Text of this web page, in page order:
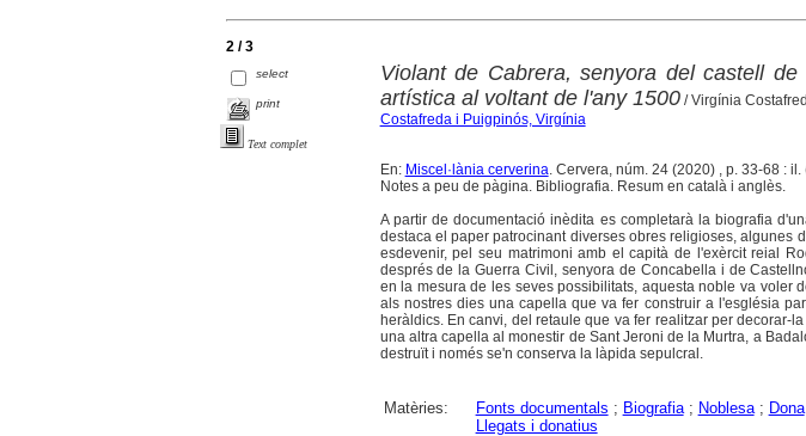
2 / 3
select
print
Text complet
Violant de Cabrera, senyora del castell
artística al voltant de l'any 1500/ Virgínia
Costafreda i Puigpinós, Virgínia
En: Miscel·lània cerverina. Cervera, núm. 24 (2020) , p. 33-68 : il.
Notes a peu de pàgina. Bibliografia. Resum en català i anglès.
A partir de documentació inèdita es completarà la biografia
destaca el paper patrocinant diverses obres religioses, algunes
esdevenir, pel seu matrimoni amb el capità de l'exèrcit reial
després de la Guerra Civil, senyora de Concabella i de
en la mesura de les seves possibilitats, aquesta noble va voler
als nostres dies una capella que va fer construir a l'església
heràldics. En canvi, del retaule que va fer realitzar per decorar-
una altra capella al monestir de Sant Jeroni de la Murtra, a
destruït i només se'n conserva la làpida sepulcral.
Matèries: Fonts documentals ; Biografia; Noblesa; Dona
Llegats i donatius